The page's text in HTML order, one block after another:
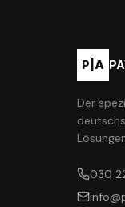
P|A
Der
030